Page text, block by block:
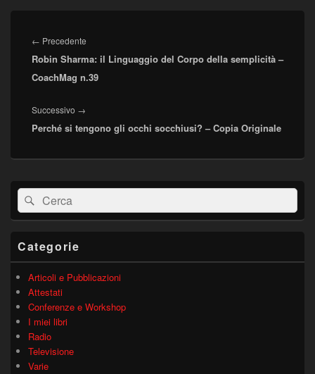
articoli
← Precedente
precedente:
Robin Sharma: il Linguaggio del Corpo della semplicità –
CoachMag n.39
Successivo →
successivo:
Perché si tengono gli occhi socchiusi? – Copia Originale
Area
widget
barra
laterale
Cerca:Cerca
Categorie
Articoli e Pubblicazioni
Attestati
Conferenze e Workshop
I miei libri
Radio
Televisione
Varie